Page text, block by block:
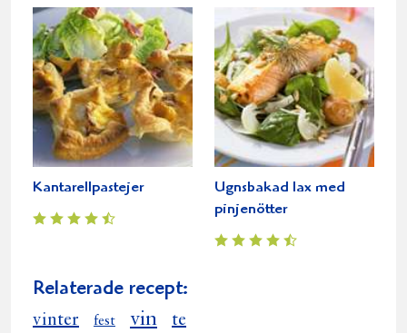
Kantarellpastejer
Ugnsbakad lax med
pinjenötter
Relaterade recept:
vinter fest vin te